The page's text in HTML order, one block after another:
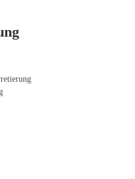
passen sich an Ihre
und Hüften leiden. Auf
Zeit am Stück arbeiten, ohne
Materialien hergestellt,
eine lange Lebensdauer sorgen.
Exemplar an, was bedeutet, dass
und bei Bedarf mit neuen